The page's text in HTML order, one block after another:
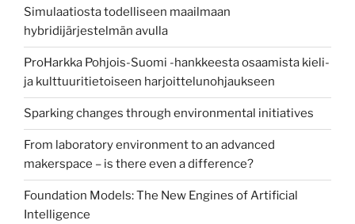
Simulaatiosta todelliseen maailmaan
hybridijärjestelmän avulla
ProHarkka Pohjois-Suomi -hankkeesta osaamista kieli-
ja kulttuuritietoiseen harjoittelunohjaukseen
Sparking changes through environmental initiatives
From laboratory environment to an advanced
makerspace – is there even a difference?
Foundation Models: The New Engines of Artificial
Intelligence